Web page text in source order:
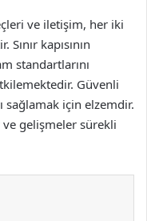
ve iletişim, her iki
kapısının
standartlarını
Güvenli
sağlamak için elzemdir.
gelişmeler sürekli